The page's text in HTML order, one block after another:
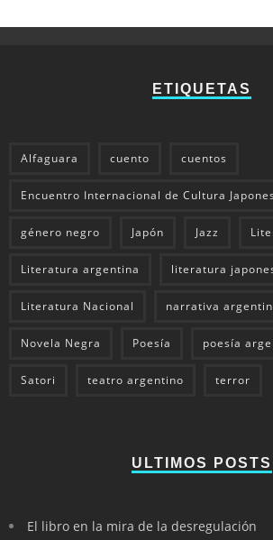
ETIQUETAS
Alfaguara cuento cuentos
Encuentro Internacional de Cultura
género negro Japón Jazz
Literatura argentina literatura
Literatura Nacional narrativa
Novela Negra Poesía poesía
Satori teatro argentino terror
ULTIMOS POSTS
El libro en la mira de la desregulación